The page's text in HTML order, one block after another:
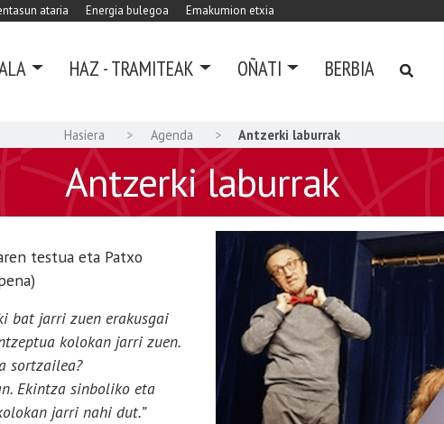
ataria Energia bulegoa Emakumion etxia
HAZ - TRAMITEAK OÑATI BERBIA
Hasiera Agenda Antzerki laburrak
Antzerki laburrak
testua eta Patxo
bat jarri zuen erakusgai
kolokan jarri zuen.
sortzailea?
Ekintza sinboliko eta
jarri nahi dut.”